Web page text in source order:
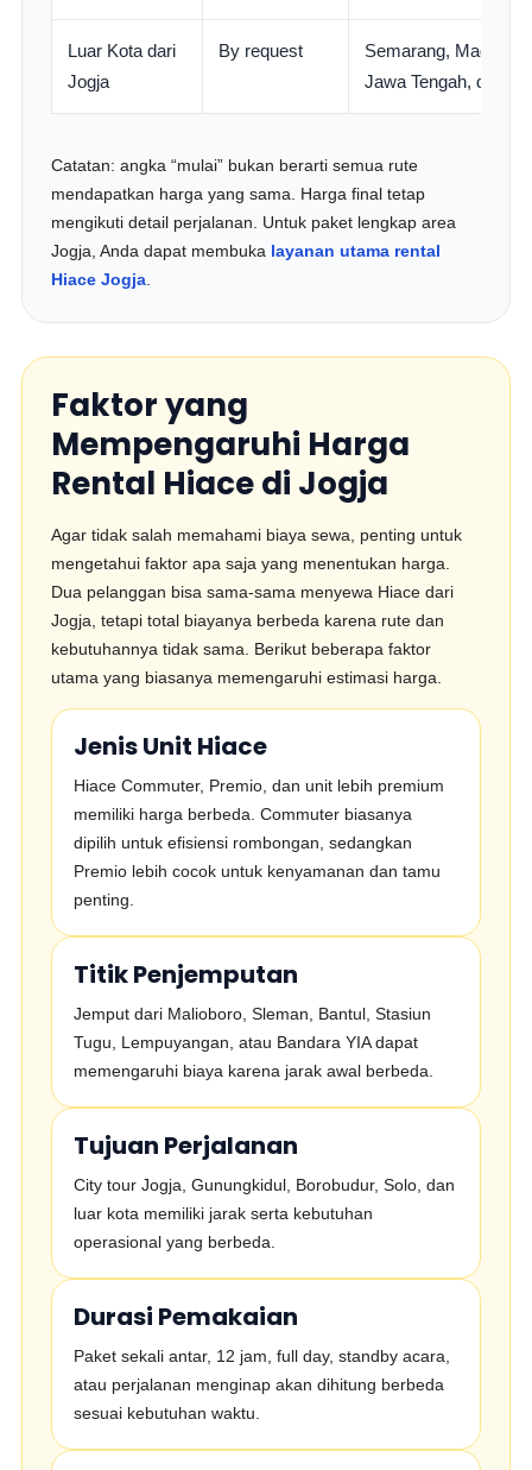
Luar Kota dari
Jogja
By request
Semarang,
Jawa Tengah, dan
Catatan: angka “mulai” bukan berarti semua rute
mendapatkan harga yang sama. Harga final tetap
mengikuti detail perjalanan. Untuk paket lengkap area
Jogja, Anda dapat membuka layanan utama rental
Hiace Jogja
Faktor yang
Mempengaruhi Harga
Rental Hiace di Jogja
Agar tidak salah memahami biaya sewa, penting untuk
mengetahui faktor apa saja yang menentukan harga.
Dua pelanggan bisa sama-sama menyewa Hiace dari
Jogja, tetapi total biayanya berbeda karena rute dan
kebutuhannya tidak sama. Berikut beberapa faktor
utama yang biasanya memengaruhi estimasi harga.
Jenis Unit Hiace
Hiace Commuter, Premio, dan unit lebih premium
memiliki harga berbeda. Commuter biasanya
dipilih untuk efisiensi rombongan, sedangkan
Premio lebih cocok untuk kenyamanan dan tamu
penting.
Titik Penjemputan
Jemput dari Malioboro, Sleman, Bantul, Stasiun
Tugu, Lempuyangan, atau Bandara YIA dapat
memengaruhi biaya karena jarak awal berbeda.
Tujuan Perjalanan
City tour Jogja, Gunungkidul, Borobudur, Solo, dan
luar kota memiliki jarak serta kebutuhan
operasional yang berbeda.
Durasi Pemakaian
Paket sekali antar, 12 jam, full day, standby acara,
atau perjalanan menginap akan dihitung berbeda
sesuai kebutuhan waktu.